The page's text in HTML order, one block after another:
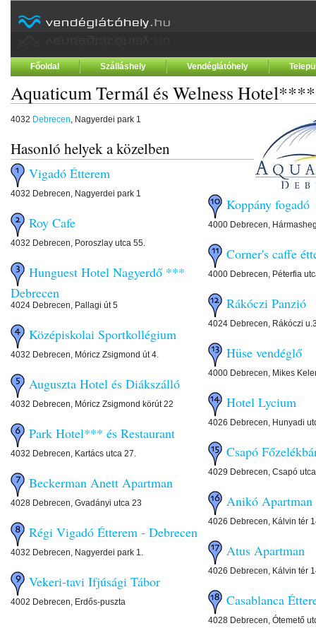
Főoldal Szálláshely Vendéglátóhely
Aquaticum Termál és Welness Hotel****
4032 Debrecen, Nagyerdei park 1
Hasonló helyek a közelben
Vigadó Étterem
4032 Debrecen, Nagyerdei park 1
Roy Cafe
4032 Debrecen, Poroszlay utca 55.
Hunguest Hotel Nagyerdő ***
Debrecen
4024 Debrecen, Pallagi út 5
Középiskolai Sportkollégium
4032 Debrecen, Móricz Zsigmond út 4.
Auguszta Hotel és Diákszálló
4032 Debrecen, Móricz Zsigmond körút 22
Park Hotel*** és Restaurant
4032 Debrecen, Kartács utca 27.
Beckerman Anett Apartman
4028 Debrecen, Gvadányi utca 23
Régi Vigadó Étterem - Debrecen
4032 Debrecen, Nagyerdei park 1.
Vekeri-tavi Ifjúsági Tábor
4002 Debrecen, Erdős-puszta
Koppány fogadó
4000 Debrecen,
Corner's caffe
4000 Debrecen, Péterfia
Rákóczi Panzió
4024 Debrecen, Rákóczi
Hüse vendéglő
4000 Debrecen, Mikes
Hotel Lycium
4026 Debrecen, Hunyadi
Csapó
4029 Debrecen, Csapó
Anikó Apartman
4026 Debrecen, Kálvin tér
Atus Apartman
4026 Debrecen, Kálvin tér
Casablanca
4028 Debrecen, Ótemető